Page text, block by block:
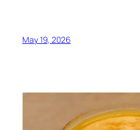
May 19, 2026